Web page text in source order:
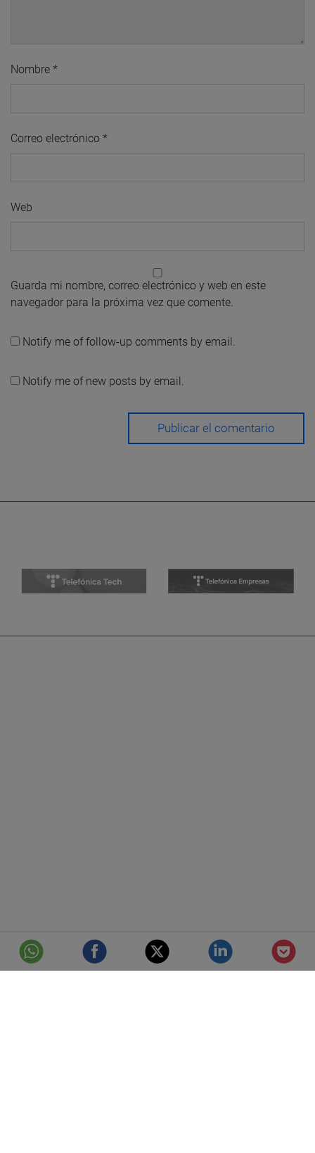
Nombre *
Correo electrónico *
Web
Guarda mi nombre, correo electrónico y web en este
navegador para la próxima vez que comente.
Notify me of follow-up comments by email.
Notify me of new posts by email.